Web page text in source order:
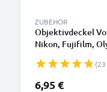
ZUBEHÖR
Objektivdeckel
Nikon, Fujifilm,
Innengriff /
6,95 €